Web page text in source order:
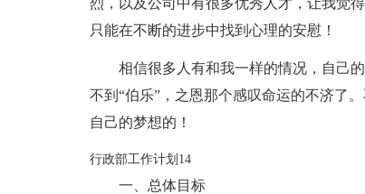
烈，以及公司中有很多优秀人才，让我觉
只能在不断的进步中找到心理的安慰！
相信很多人有和我一样的情况，自己
不到“伯乐”，之恩那个感叹命运的不济了
自己的梦想的！
行政部工作计划14
一、总体目标